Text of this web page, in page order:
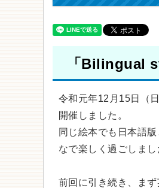
「Bilingual
令和元年12月15日（
開催しました。
同じ絵本でも日本語
なで楽しく過ごしまし
前回に引き続き、ま